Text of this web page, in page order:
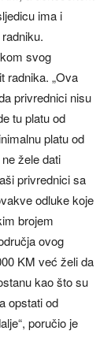
ima i
svog
radnika. „Ova
privrednici nisu
tu platu od
platu od
žele dati
privrednici sa
odluke koje
brojem
ovog
KM već želi da
kao što su
opstati od
poručio je